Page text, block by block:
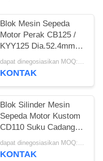
Blok Mesin Sepeda
Motor Perak CB125 /
KYY125 Dia.52.4mm
Ukuran Mesin Yang
Tepat
dapat dinegosiasikan MOQ:300 ~ 500 pcs
KONTAK
Blok Silinder Mesin
Sepeda Motor Kustom
CD110 Suku Cadang
Sepeda Motor
Aftermarket
dapat dinegosiasikan MOQ:300 ~ 500 pcs
KONTAK